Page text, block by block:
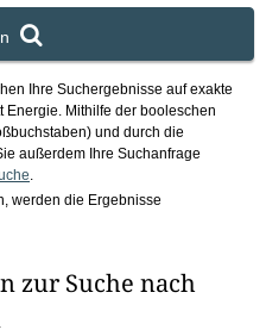
g
a
Ihre Suchergebnisse auf exakte
Energie. Mithilfe der booleschen
und durch die
außerdem Ihre Suchanfrage
werden die Ergebnisse
zur Suche nach